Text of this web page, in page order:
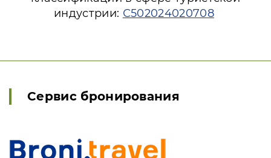
индустрии: С502024020708
Сервис бронирования